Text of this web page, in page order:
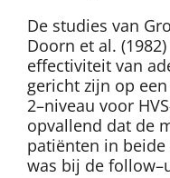
De studies van
Doorn et al.
effectiviteit van
gericht zijn op
2–niveau voor
opvallend dat de
patiënten in
was bij de